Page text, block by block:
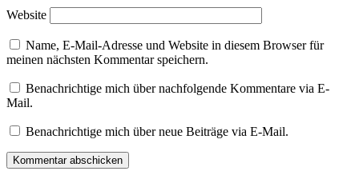
Website
Name, E-Mail-Adresse und Website in diesem Browser für
meinen nächsten Kommentar speichern.
Benachrichtige mich über nachfolgende Kommentare via E-
Mail.
Benachrichtige mich über neue Beiträge via E-Mail.